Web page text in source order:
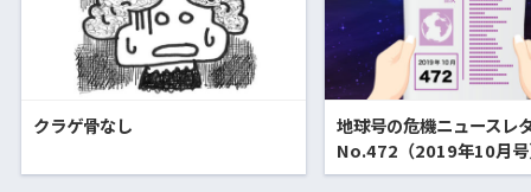
クラゲ骨なし
地球号の危機ニュースレ
No.472（2019年10月